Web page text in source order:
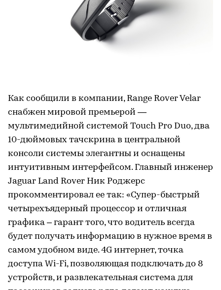
Как сообщили в компании, Range Rover Velar
снабжен мировой премьерой —
мультимедийной системой Touch Pro Duo, два
10-дюймовых тачскрина в центральной
консоли системы элегантны и оснащены
интуитивным интерфейсом. Главный инженер
Jaguar Land Rover Ник Роджерс
прокомментировал ее так: «Супер-быстрый
четырехъядерный процессор и отличная
графика – гарант того, что водитель всегда
будет получать информацию в нужное время в
самом удобном виде. 4G интернет, точка
доступа Wi-Fi, позволяющая подключать до 8
устройств, и развлекательная система для